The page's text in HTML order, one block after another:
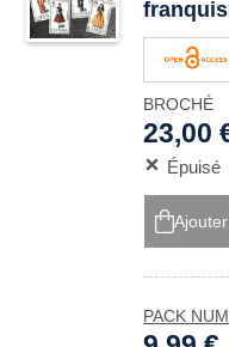
BROCHÉ
23,00
Épuisé
PACK